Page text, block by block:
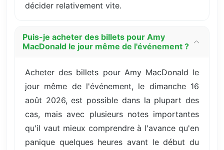
décider relativement vite.
Puis-je acheter des billets pour Amy
MacDonald le jour même de l'événement ?
Acheter des billets pour Amy MacDonald le
jour même de l'événement, le dimanche 16
août 2026, est possible dans la plupart des
cas, mais avec plusieurs notes importantes
qu'il vaut mieux comprendre à l'avance qu'en
panique quelques heures avant le début du